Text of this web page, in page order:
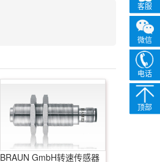
BRAUN GmbH转速传感器
客服
微信
电话
顶部